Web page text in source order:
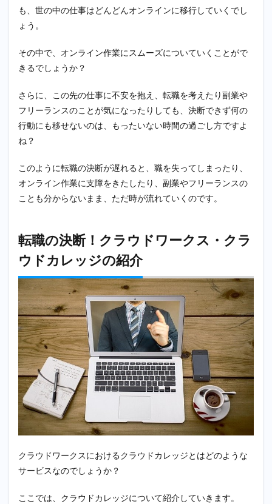
め理
ウド
カレ
ッジ
ログ
ラム
に参
加で
WEBラ
イター
育成プ
ログラ
2.2.2
CWスタ
ートプ
ログラ
ム
2.3
転職
の決
断に
お勧
め理
由
２：
クラ
ウド
カレ
ッジ
の仲
相談
る
2.3.1
も、世の中の仕事はどんどんオンラインに移行していくでし
ょう。
その中で、オンライン作業にスムーズについていくことがで
きるでしょうか？
さらに、この先の仕事に不安を抱え、転職を考えたり副業や
フリーランスのことが気になったりしても、決断できず何の
行動にも移せないのは、もったいない時間の過ごし方ですよ
ね？
このように転職の決断が遅れると、職を失ってしまったり、
オンライン作業に支障をきたしたり、副業やフリーランスの
ことも分からないまま、ただ時が流れていくのです。
転職の決断！クラウドワークス・クラ
ウドカレッジの紹介
クラウドワークスにおけるクラウドカレッジとはどのような
サービスなのでしょうか？
ここでは、クラウドカレッジについて紹介していきます。